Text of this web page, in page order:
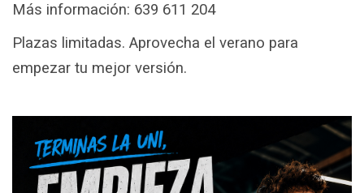
Más información: 639 611 204
Plazas limitadas. Aprovecha el verano para
empezar tu mejor versión.